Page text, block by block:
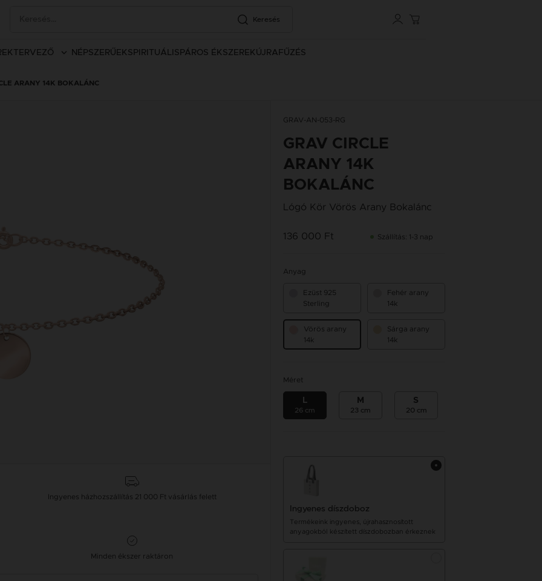
Keresés
TERVEZŐ NÉPSZERŰEK SPIRITUÁLIS PÁROS ÉKSZEREK ÚJRAFŰZÉS
ARANY 14K BOKALÁNC
Ingyenes házhozszállítás 21 000 Ft vásárlás felett
Minden ékszer raktáron
GRAV-AN-053-RG
GRAV CIRCLE
ARANY 14K
BOKALÁNC
Lógó Kör Vörös Arany Bokalánc
136 000 Ft Szállítás: 1-3 nap
Anyag
Ezüst 925
Sterling
Fehér arany
14k
Vörös arany
14k
Sárga arany
14k
Méret
L
26 cm
M
23 cm
S
20 cm
Ingyenes díszdoboz
Termékeink ingyenes, újrahasznosított
anyagokból készített díszdobozban érkeznek